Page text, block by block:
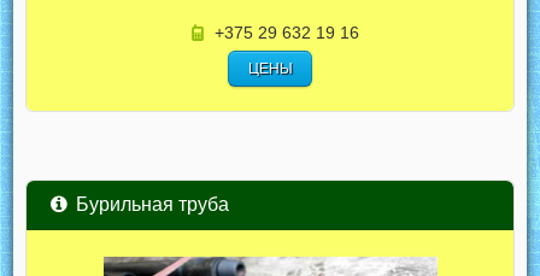
+375 29 632 19 16
ЦЕНЫ
Бурильная труба